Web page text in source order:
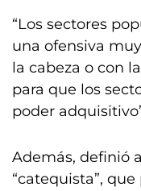
“Los sectores
una ofensiva
la cabeza o con
para que los
poder
Además, definió
“catequista”,